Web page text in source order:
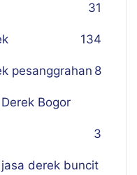
31
134
pesanggrahan 8
Bogor
3
derek buncit